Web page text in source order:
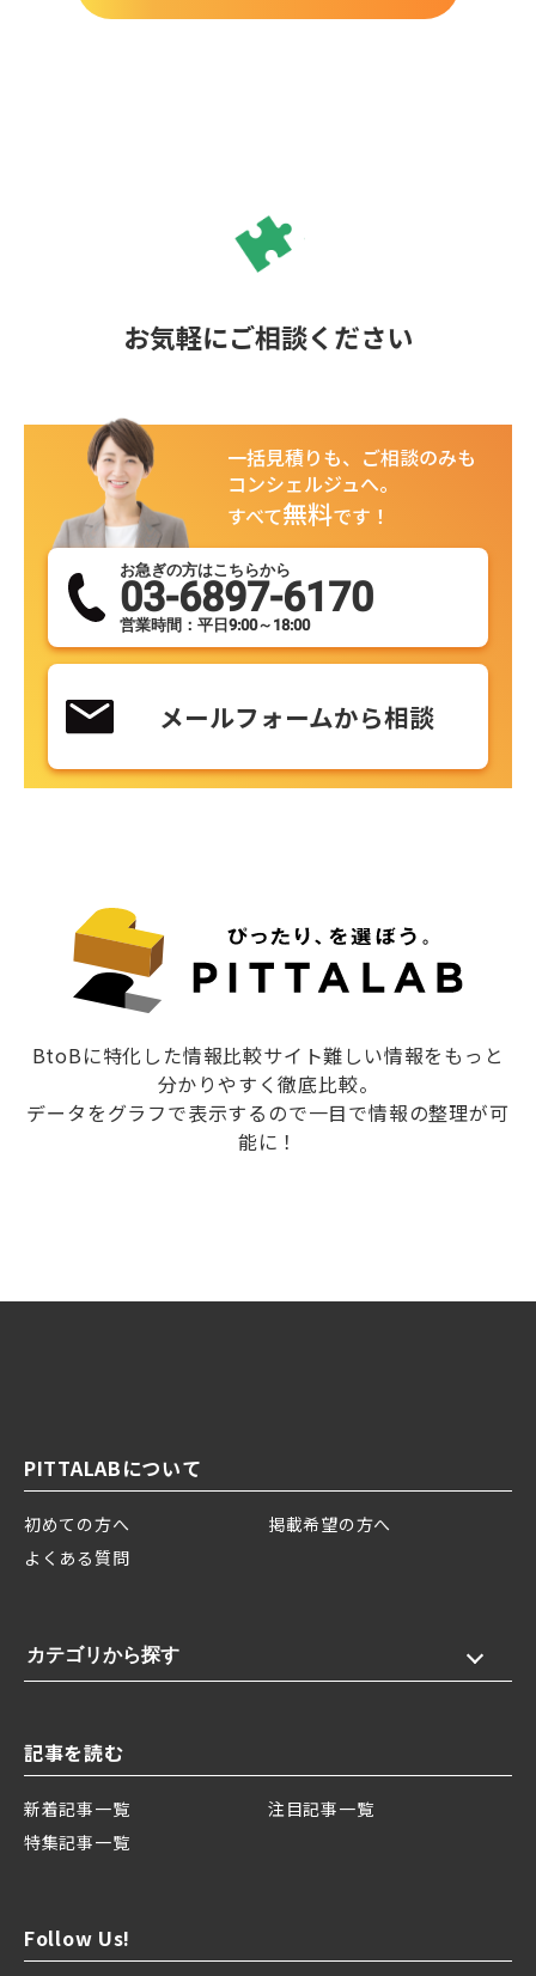
お気軽にご相談ください
一括見積りも、ご相談のみも
コンシェルジュへ。
すべて無料です！
お急ぎの方はこちらから
03-6897-6170
営業時間：平日9:00～18:00
メールフォームから相談
BtoBに特化した情報比較サイト難しい情報をもっと
分かりやすく徹底比較。
データをグラフで表示するので一目で情報の整理が可
能に！
PITTALABについて
初めての方へ
掲載希望の方へ
よくある質問
カテゴリから探す
記事を読む
新着記事一覧
注目記事一覧
特集記事一覧
Follow Us!